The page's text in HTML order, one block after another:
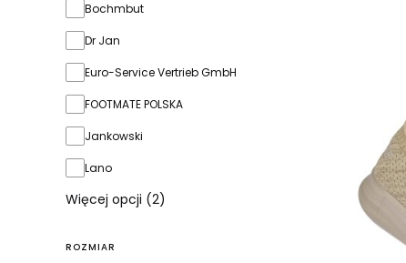
Bochmbut
Dr Jan
Euro-Service Vertrieb GmbH
FOOTMATE POLSKA
Jankowski
Lano
Więcej opcji (2)
ROZMIAR